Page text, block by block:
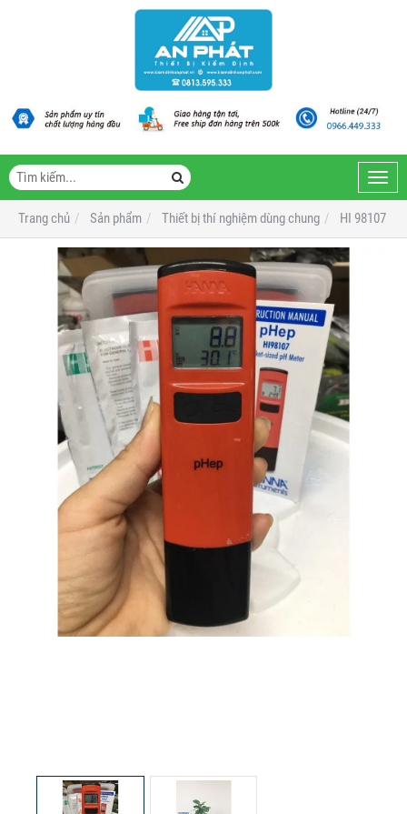
Trang chủ
Sản phẩm Thiết bị thí nghiệm dùng chung HI 98107